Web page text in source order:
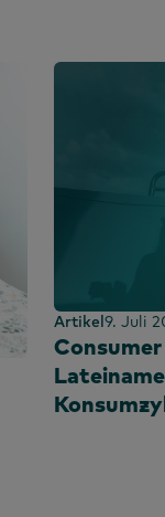
Artikel9. Juli